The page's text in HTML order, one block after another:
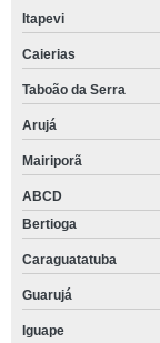
Itapevi
Caierias
Taboão da Serra
Arujá
Mairiporã
ABCD
Bertioga
Caraguatatuba
Guarujá
Iguape